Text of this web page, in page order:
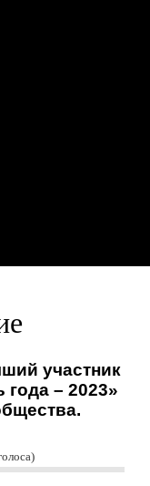
участник
года – 2023»